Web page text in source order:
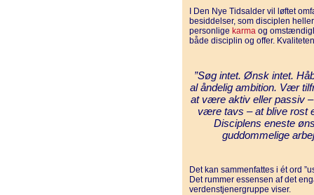
I Den Nye Tidsalder vil løftet
besiddelser, som disciplen
personlige karma og
både disciplin og offer.
”Søg intet. Ønsk intet.
al åndelig ambition. Vær
at være aktiv eller passiv –
være tavs – at blive rost
Disciplens eneste
guddommelige
Det kan sammenfattes i ét ord
Det rummer essensen af det
verdenstjenergruppe viser.